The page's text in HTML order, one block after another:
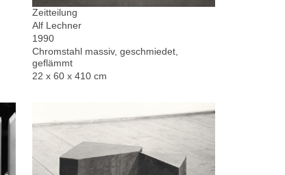
Zeitteilung
Alf Lechner
1990
Chromstahl massiv, geschmiedet,
geflämmt
22 x 60 x 410 cm